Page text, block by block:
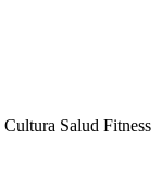
Cultura Salud Fitness